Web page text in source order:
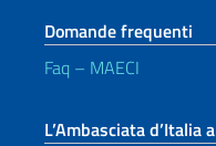
Domande frequenti
Faq – MAECI
L’Ambasciata d’Italia